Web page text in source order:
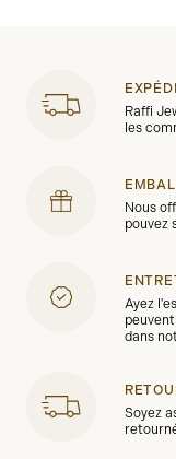
en enregistrant
Raffi
les
Nous
pouvez
Ayez
dans
Soyez